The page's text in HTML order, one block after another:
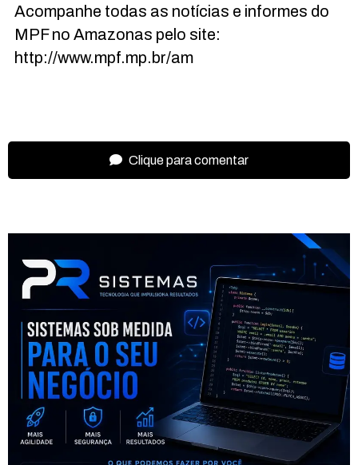
Acompanhe todas as notícias e informes do
MPF no Amazonas pelo site:
http://www.mpf.mp.br/am
Clique para comentar